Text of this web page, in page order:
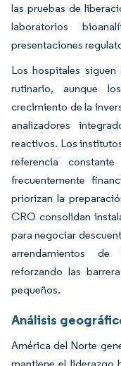
las pruebas de
laboratorios
presentaciones
Los hospitales
rutinario, aunque
crecimiento de la
analizadores
reactivos. Los
referencia
frecuentemente
priorizan la
CRO consolidan
para negociar
arrendamientos
reforzando las
pequeños.
Análisis
América del Norte
mantiene el liderazgo